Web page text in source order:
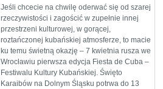
Jeśli chcecie na chwilę oderwać się od szarej
rzeczywistości i zagościć w zupełnie innej
przestrzeni kulturowej, w gorącej,
roztańczonej kubańskiej atmosferze, to macie
ku temu świetną okazję – 7 kwietnia rusza we
Wrocławiu pierwsza edycja Fiesta de Cuba –
Festiwalu Kultury Kubańskiej. Święto
Karaibów na Dolnym Śląsku potrwa do 13